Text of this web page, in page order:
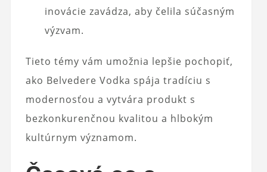
inovácie zavádza, aby čelila súčasným
výzvam.
Tieto témy vám umožnia lepšie pochopiť,
ako Belvedere Vodka spája tradíciu s
modernosťou a vytvára produkt s
bezkonkurenčnou kvalitou a hlbokým
kultúrnym významom.